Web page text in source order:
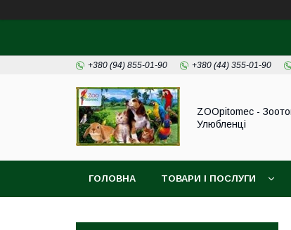
+380 (94) 855-01-90 +380 (44) 355-01-90
ZOOpitomec -
Улюбленці
ГОЛОВНА ТОВАРИ І ПОСЛУГИ